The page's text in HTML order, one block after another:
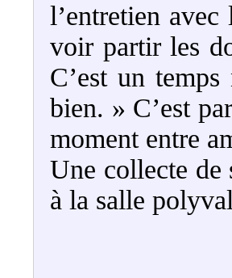
l’entretien
voir partir les
C’est un temps
bien. » C’est
moment entre
Une collecte de
à la salle